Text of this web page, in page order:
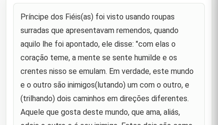
3
estranho em sua própria cidad
4
"A melhor companheira é a submissão à vontade
de Deus, o conhecimento é um estado venerável,
as boas maneiras são roupa nova e o pensamento
é um claro espelho."
5
"O peito do sábio ´o cofre dos seus segredos, a
felicidade é o laço de afeição; a paciência é o
túmulo da deficiência"; (em outra versão): "A
reconciliação é a
Príncipe dos Fiéis(as) foi visto usando roupas
surradas que apresentavam remendos, quando
aquilo lhe foi apontado, ele disse: "com elas o
coração teme, a mente se sente humilde e os
crentes nisso se emulam. Em verdade, este mundo
e o outro são inimigos(lutando) um com o outro, e
(trilhando) dois caminhos em direções diferentes.
Aquele que gosta deste mundo, que ama, aliás,